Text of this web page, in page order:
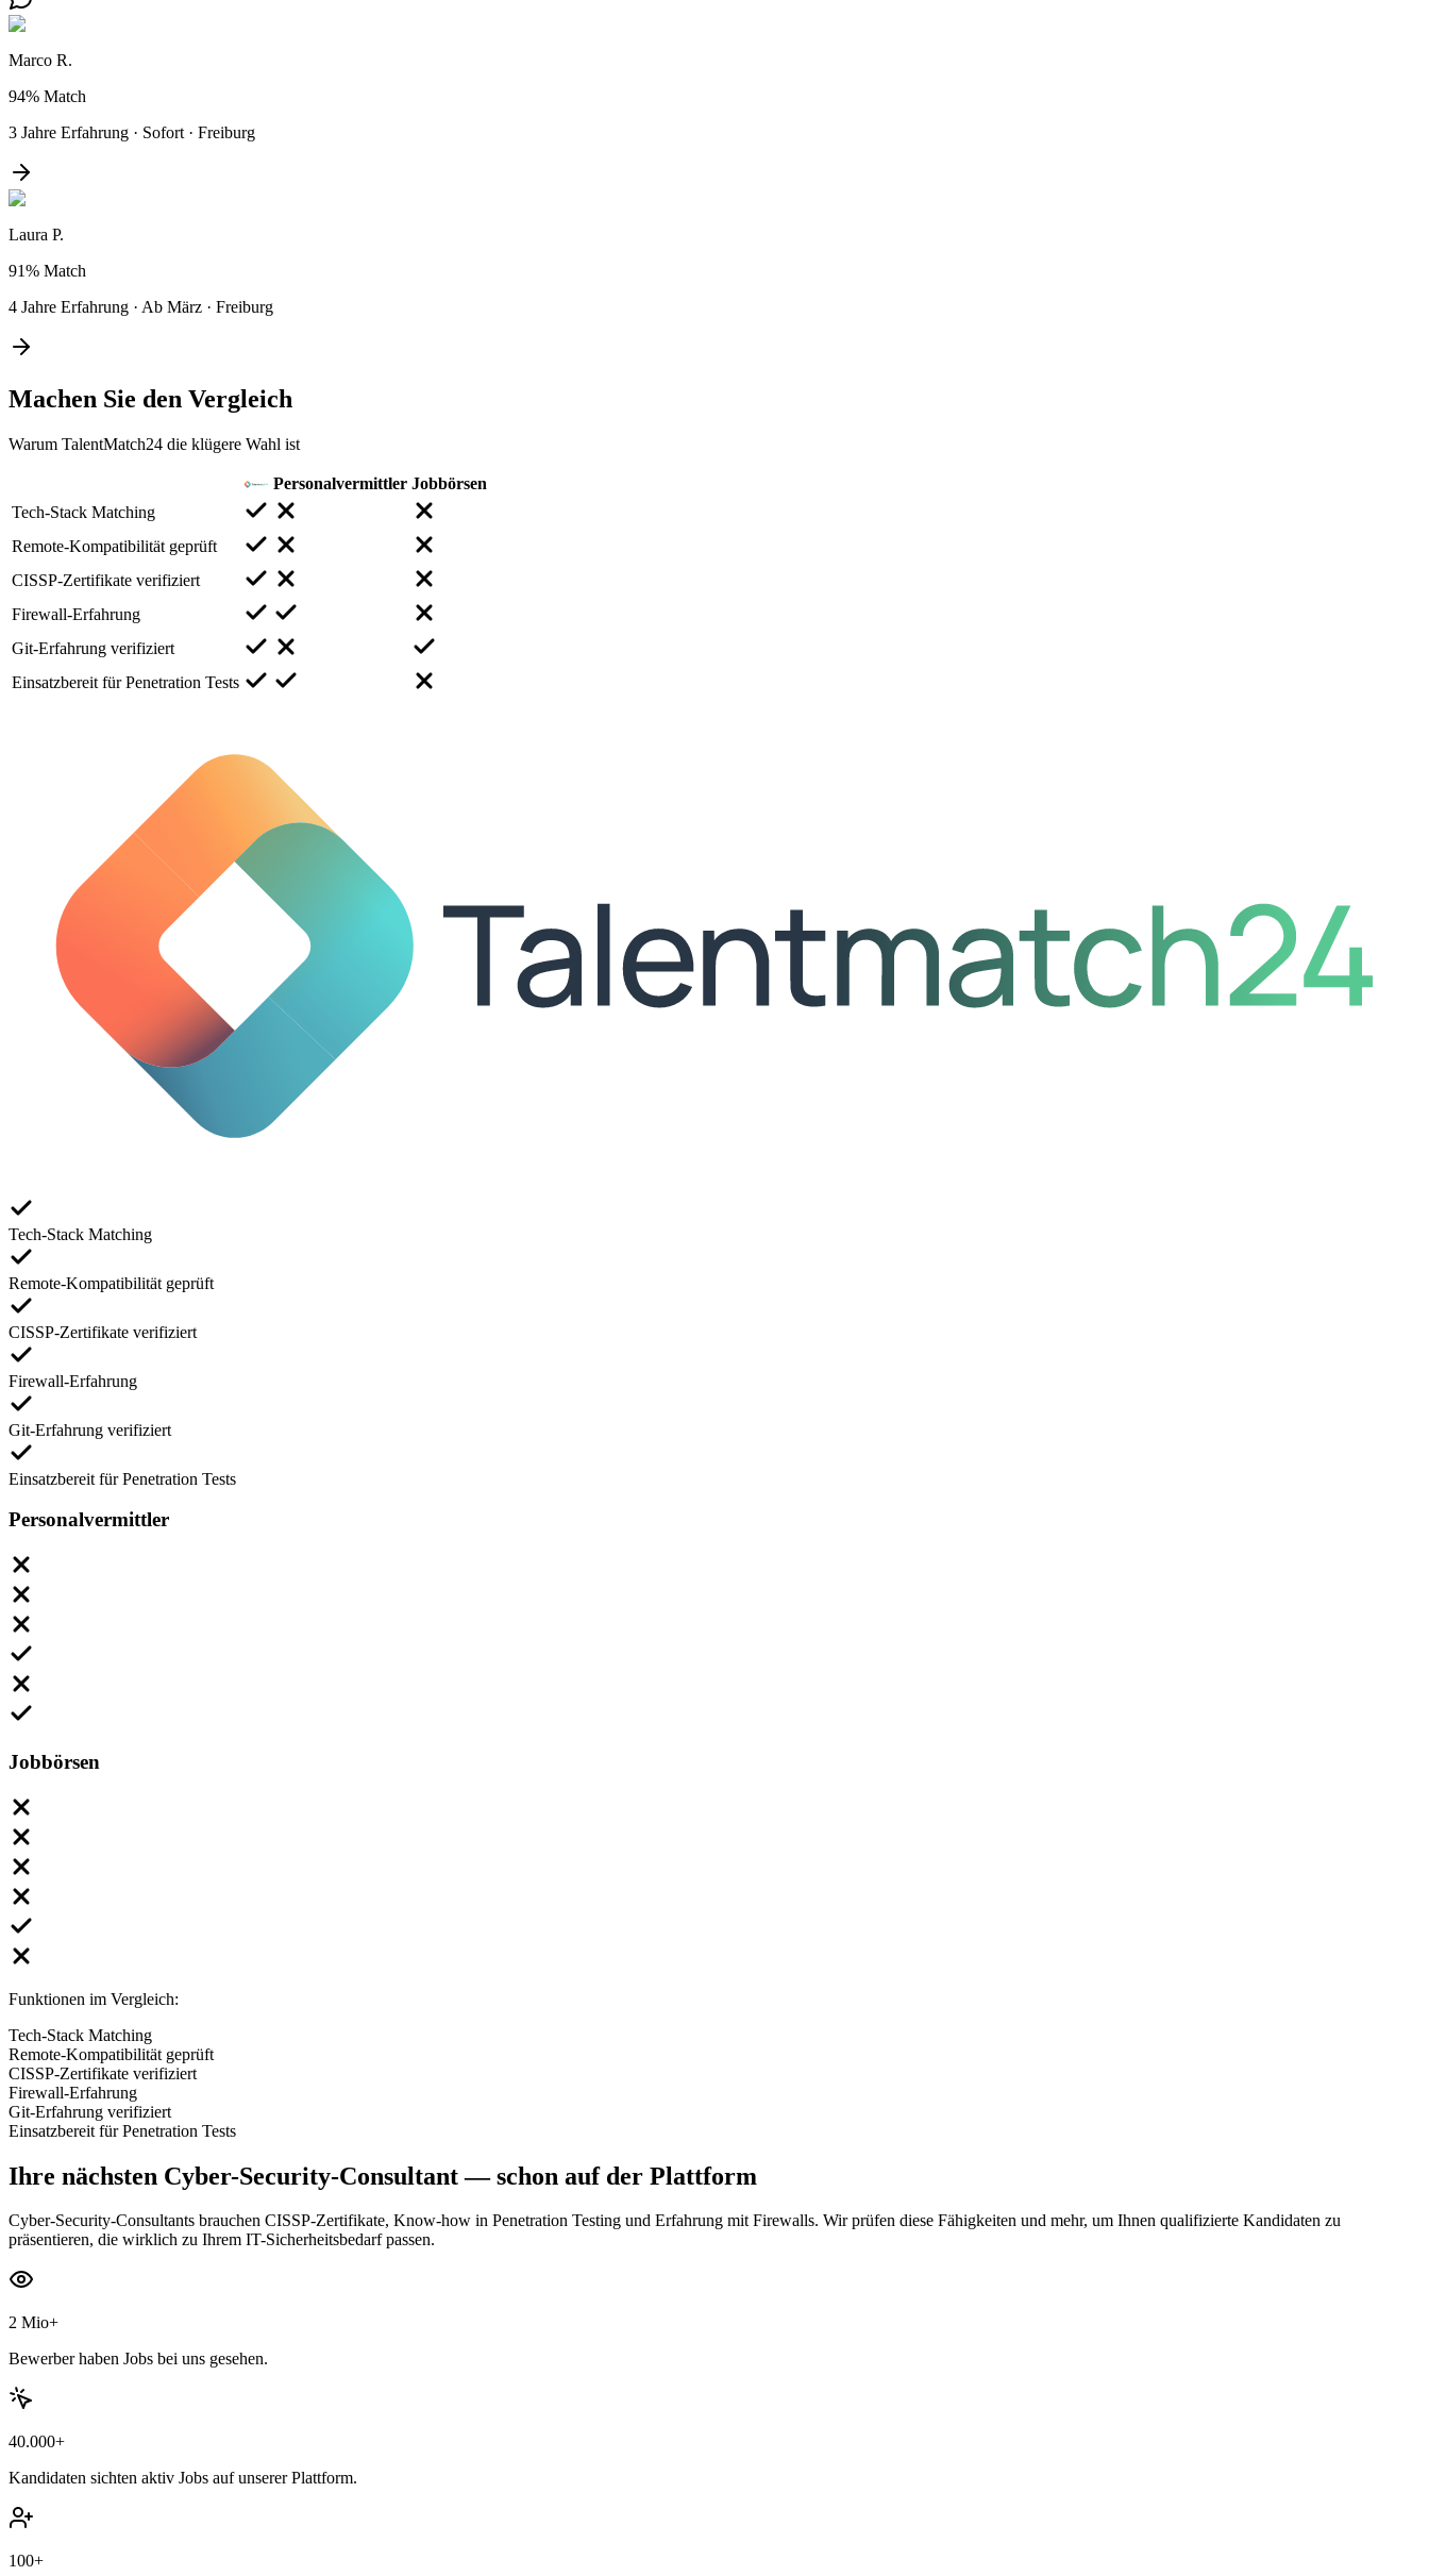
Marco R.
94% Match
3 Jahre Erfahrung · Sofort · Freiburg
Laura P.
91% Match
4 Jahre Erfahrung · Ab März · Freiburg
Machen Sie den Vergleich
Warum TalentMatch24 die klügere Wahl ist
Personalvermittler Jobbörsen
Tech-Stack Matching
Remote-Kompatibilität geprüft
CISSP-Zertifikate verifiziert
Firewall-Erfahrung
Git-Erfahrung verifiziert
Einsatzbereit für Penetration Tests
Tech-Stack Matching
Remote-Kompatibilität geprüft
CISSP-Zertifikate verifiziert
Firewall-Erfahrung
Git-Erfahrung verifiziert
Einsatzbereit für Penetration Tests
Personalvermittler
Jobbörsen
Funktionen im Vergleich:
Tech-Stack Matching
Remote-Kompatibilität geprüft
CISSP-Zertifikate verifiziert
Firewall-Erfahrung
Git-Erfahrung verifiziert
Einsatzbereit für Penetration Tests
Ihre nächsten Cyber-Security-Consultant— schon auf der Plattform
Cyber-Security-Consultants brauchen CISSP-Zertifikate, Know-how in Penetration Testing und Erfahrung mit Firewalls. Wir prüfen diese Fähigkeiten und mehr, um Ihnen qualifizierte Kandidaten zu
präsentieren, die wirklich zu Ihrem IT-Sicherheitsbedarf passen.
2 Mio+
Bewerber haben Jobs bei uns gesehen.
40.000+
Kandidaten sichten aktiv Jobs auf unserer Plattform.
100+